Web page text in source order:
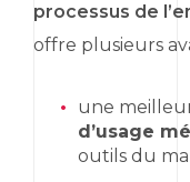
processus de
offre plusieurs
une
d’usage
outils du